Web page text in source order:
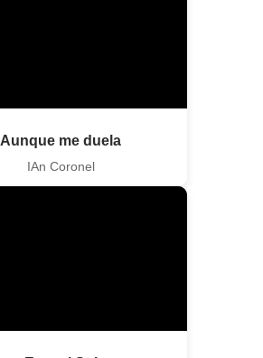
Aunque me duela
IAn Coronel